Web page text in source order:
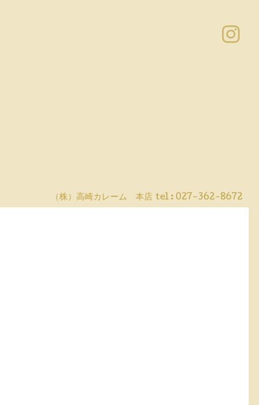
（株）高崎カレーム 本店 tel : 027-362-8672